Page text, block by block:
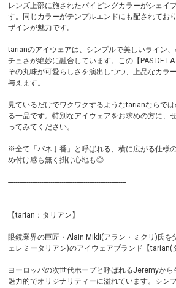
レンズ上部に施されたパイピングカラーがシェイ
す。同じカラーがテンプルエンドにも配されてお
ザインが魅力です。
tarianのアイウェアは、シンプルで美しいライン
チュさが絶妙に融合しています。この【PAS DE LA
その丸味が可愛らしさを演出しつつ、上品なカラ
与えます。
見ているだけでワクワクするようなtarianならで
る一品です。特別なアイウェアをお求めの方に、
ってみてください。
※全て「バネ丁番」と呼ばれる、横に広がる仕様
め付け感も無く掛け心地も◎
----------------------------------------------------------------
【tarian：タリアン】
眼鏡業界の巨匠・Alain Mikli(アラン・ミクリ)氏を
ェレミータリアン)のアイウェアブランド【
ヨーロッパの次世代ホープと呼ばれるJeremyから
魅力的でオリジナリティーに溢れています。シン